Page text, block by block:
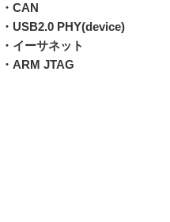
・CAN
・USB2.0 PHY(device)
・イーサネット
・ARM JTAG